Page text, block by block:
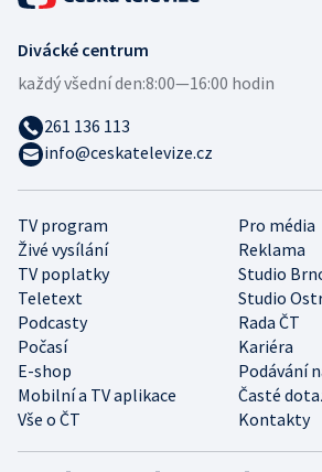
TV program
Pro média
Živé vysílání
Reklama
TV poplatky
Studio
Teletext
Studio
Podcasty
Rada ČT
Počasí
Kariéra
E-shop
Podávání
Mobilní a TV aplikace
Časté
Vše o ČT
Kontakty
Divácké centrum
každý všední den:8:00—16:00 hodin
261 136 113
info@ceskatelevize.cz